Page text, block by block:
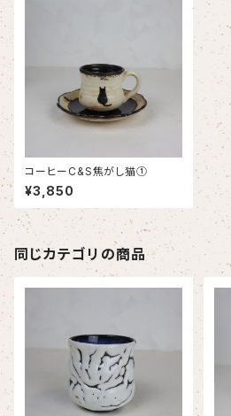
コーヒーC&S焦がし猫①
¥3,850
同じカテゴリの商品